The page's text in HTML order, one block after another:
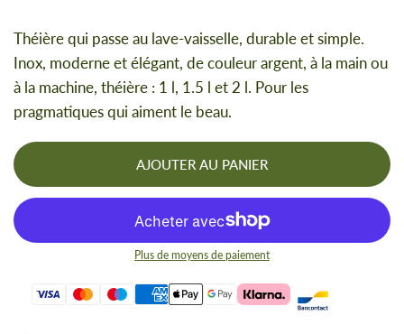
Théière qui passe au lave-vaisselle, durable et simple.
Inox, moderne et élégant, de couleur argent, à la main ou
à la machine, théière : 1 l, 1.5 l et 2 l. Pour les
pragmatiques qui aiment le beau.
AJOUTER AU PANIER
Plus de moyens de paiement